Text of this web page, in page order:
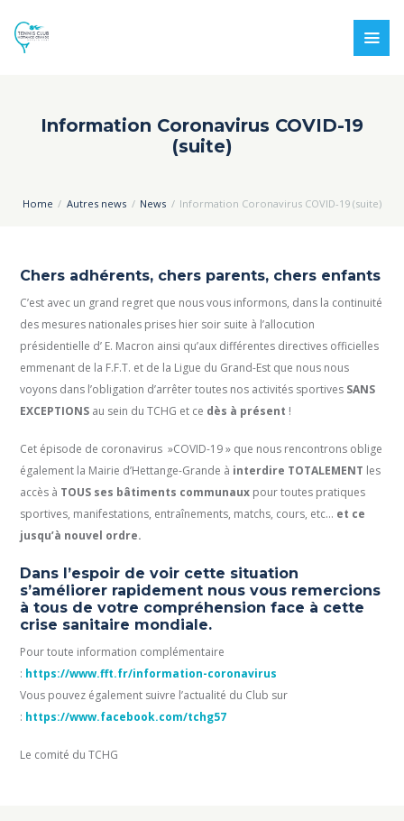
Information Coronavirus COVID-19
(suite)
Home Autres news News Information Coronavirus COVID-19 (suite)
Chers adhérents, chers parents, chers enfants
C’est avec un grand regret que nous vous informons, dans la continuité
des mesures nationales prises hier soir suite à l’allocution
présidentielle d’ E. Macron ainsi qu’aux différentes directives officielles
emmenant de la F.F.T. et de la Ligue du Grand-Est que nous nous
voyons dans l’obligation d’arrêter toutes nos activités sportives SANS
EXCEPTIONS au sein du TCHG et ce dès à présent !
Cet épisode de coronavirus »COVID-19 » que nous rencontrons oblige
également la Mairie d’Hettange-Grande à interdire TOTALEMENT les
accès à TOUS ses bâtiments communaux pour toutes pratiques
sportives, manifestations, entraînements, matchs, cours, etc… et ce
jusqu’à nouvel ordre.
Dans l’espoir de voir cette situation
s’améliorer rapidement nous vous remercions
à tous de votre compréhension face à cette
crise sanitaire mondiale.
Pour toute information complémentaire
: https://www.fft.fr/information-coronavirus
Vous pouvez également suivre l’actualité du Club sur
: https://www.facebook.com/tchg57
Le comité du TCHG